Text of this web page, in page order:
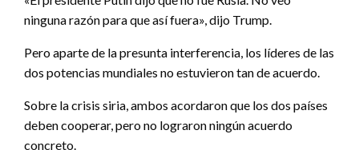
ninguna razón para que así fuera», dijo Trump.
Pero aparte de la presunta interferencia, los líderes de las
dos potencias mundiales no estuvieron tan de acuerdo.
Sobre la crisis siria, ambos acordaron que los dos países
deben cooperar, pero no lograron ningún acuerdo
concreto.